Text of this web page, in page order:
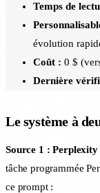
Temps de
évolution
Coût : 0 $
Dernière
Le système à
Source 1 :
tâche programmée
ce prompt :